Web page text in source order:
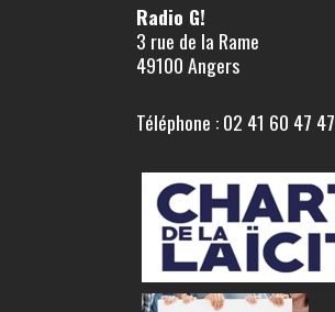
Radio G!
3 rue de la Rame
49100 Angers
Téléphone : 02 41 60 47 47